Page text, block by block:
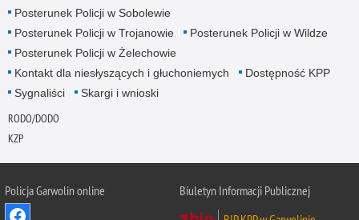
Posterunek Policji w Sobolewie
Posterunek Policji w Trojanowie
Posterunek Policji w Wildze
Posterunek Policji w Żelechowie
Kontakt dla niesłyszących i głuchoniemych
Dostępność KPP
Sygnaliści
Skargi i wnioski
RODO/DODO
KZP
Policja Garwolin online
Biuletyn Informacji Publicznej